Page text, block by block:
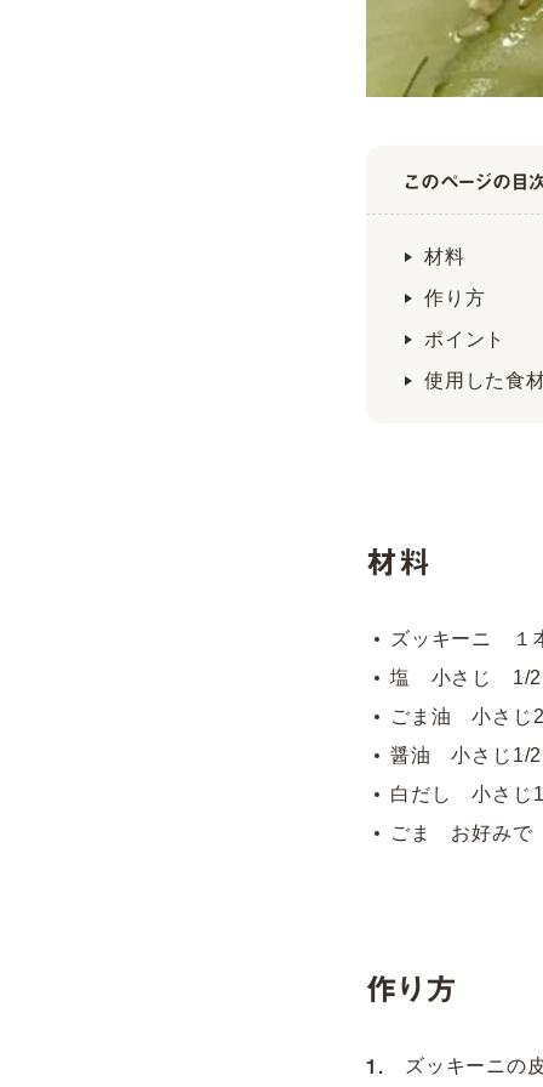
このページの目
材料
作り方
ポイント
使用した食
材料
ズッキーニ １
塩 小さじ 1/2
ごま油 小さじ
醤油 小さじ1/2
白だし 小さじ
ごま お好みで
作り方
ズッキーニの